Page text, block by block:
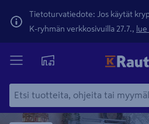
Tietoturvatiedote: Jos käytät
K-ryhmän verkkosivuilla 27.7.,